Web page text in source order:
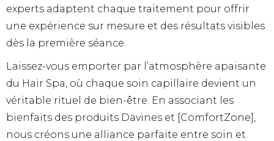
experts adaptent chaque traitement pour offrir
une expérience sur mesure et des résultats visibles
dès la première séance.
Laissez-vous emporter par l’atmosphère apaisante
du Hair Spa, où chaque soin capillaire devient un
véritable rituel de bien-être. En associant les
bienfaits des produits Davines et [ComfortZone],
nous créons une alliance parfaite entre soin et